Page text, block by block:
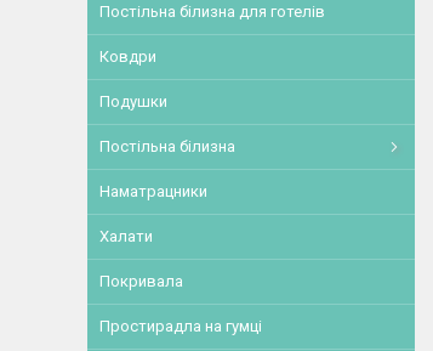
Постільна білизна для готелів
Ковдри
Подушки
Постільна білизна
Наматрацники
Халати
Покривала
Простирадла на гумці